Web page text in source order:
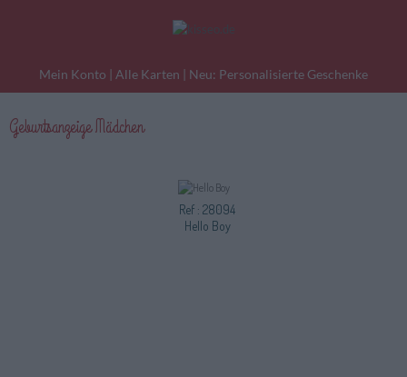
Mein Konto | Alle Karten | Neu: Personalisierte Geschenke
Geburtsanzeige Mädchen
Ref : 28094
Hello Boy